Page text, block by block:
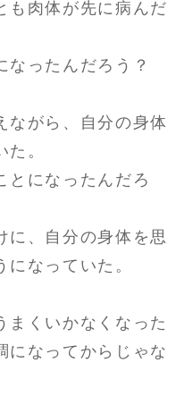
も肉体が先に病んだ
なったんだろう？
ながら、自分の身体
。
とになったんだろ
に、自分の身体を思
なっていた。
まくいかなくなった
になってからじゃな